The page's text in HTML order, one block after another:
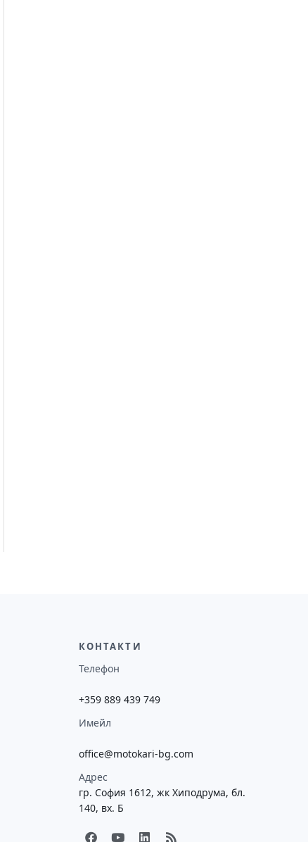
КОНТАКТИ
Телефон
+359 889 439 749
Имейл
office@motokari-bg.com
Адрес
гр. София 1612, жк Хиподрума, бл.
140, вх. Б
F
Y
L
R